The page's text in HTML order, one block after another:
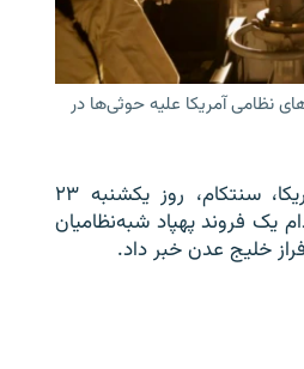
نظامی آمریکا علیه حوثی‌ها در
ستاد فرماندهی مرکزی آمریکا، سنتکام، روز یکشنبه ۲۳
یک فروند پهپاد شبه‌نظامیان
خلیج عدن خبر داد.